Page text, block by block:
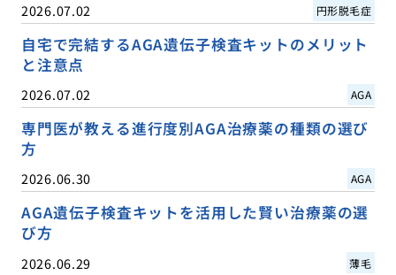
2026.07.02 円形脱毛症
自宅で完結するAGA遺伝子検査キットのメリット
と注意点
2026.07.02 AGA
専門医が教える進行度別AGA治療薬の種類の選び
方
2026.06.30 AGA
AGA遺伝子検査キットを活用した賢い治療薬の選
び方
2026.06.29 薄毛